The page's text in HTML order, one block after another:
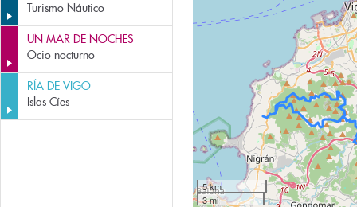
Turismo Náutico
UN MAR DE NOCHES
Ocio nocturno
RÍA DE VIGO
Islas Cíes
5 km
3 mi